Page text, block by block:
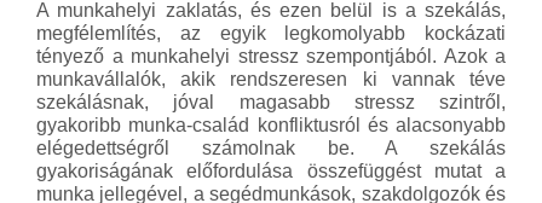
A munkahelyi zaklatás, és ezen belül is a szekálás,
megfélemlítés, az egyik legkomolyabb kockázati
tényező a munkahelyi stressz szempontjából. Azok a
munkavállalók, akik rendszeresen ki vannak téve
szekálásnak, jóval magasabb stressz szintről,
gyakoribb munka-család konfliktusról és alacsonyabb
elégedettségről számolnak be. A szekálás
gyakoriságának előfordulása összefüggést mutat a
munka jellegével, a segédmunkások, szakdolgozók és